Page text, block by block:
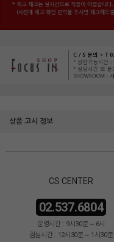
상품 고시 정보
CS CENTER
02.537.6804
운영시간 : 9시30분 ~ 6시
점심시간 : 12시30분 ~ 1시30분